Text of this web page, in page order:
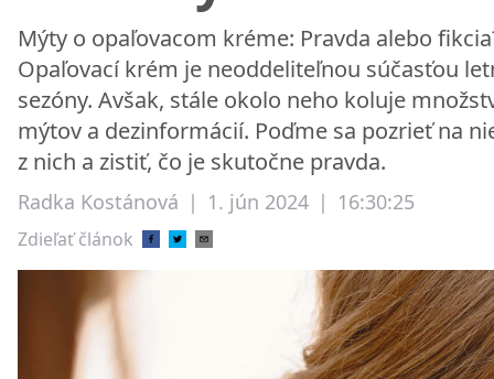
Mýty o opaľovacom kréme: Pravda alebo
Opaľovací krém je neoddeliteľnou súčasťou
sezóny. Avšak, stále okolo neho koluje
mýtov a dezinformácií. Poďme sa pozrieť na
z nich a zistiť, čo je skutočne pravda.
Radka Kostánová | 1. jún 2024 | 16:30:25
Zdieľať článok